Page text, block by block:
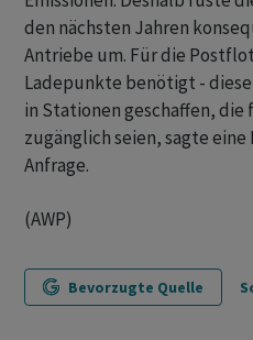
den nächsten Jahren
Antriebe um. Für die
Ladepunkte benötigt -
in Stationen geschaffen,
zugänglich seien, sagte
Anfrage.
(AWP)
Bevorzugte Quelle